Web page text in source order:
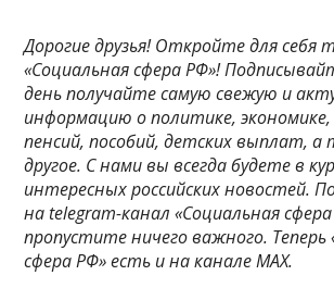
Дорогие друзья! Откройте для себя
«Социальная сфера РФ»!
день получайте самую свежую и
информацию о политике,
пенсий, пособий, детских выплат, а
другое. С нами вы всегда будете в
интересных российских новостей.
на telegram-канал «Социальная
пропустите ничего важного. Теперь
сфера РФ» есть и на канале МАХ.